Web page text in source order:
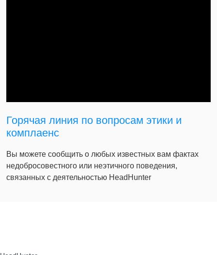
Горячая линия по вопросам этики и
комплаенс
Вы можете сообщить о любых известных вам фактах
недобросовестного или неэтичного поведения,
связанных с деятельностью HeadHunter